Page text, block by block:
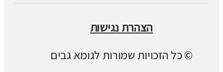
הצהרת נגישות
© כל הזכויות שמורות לגומא גבים